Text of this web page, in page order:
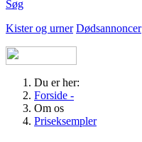
Søg
Kister og urner Dødsannoncer
Du er her:
Forside -
Om os
Priseksempler